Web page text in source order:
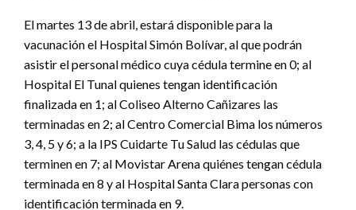
El martes 13 de abril, estará disponible para la
vacunación el Hospital Simón Bolívar, al que podrán
asistir el personal médico cuya cédula termine en 0; al
Hospital El Tunal quienes tengan identificación
finalizada en 1; al Coliseo Alterno Cañizares las
terminadas en 2; al Centro Comercial Bima los números
3, 4, 5 y 6; a la IPS Cuidarte Tu Salud las cédulas que
terminen en 7; al Movistar Arena quiénes tengan cédula
terminada en 8 y al Hospital Santa Clara personas con
identificación terminada en 9.